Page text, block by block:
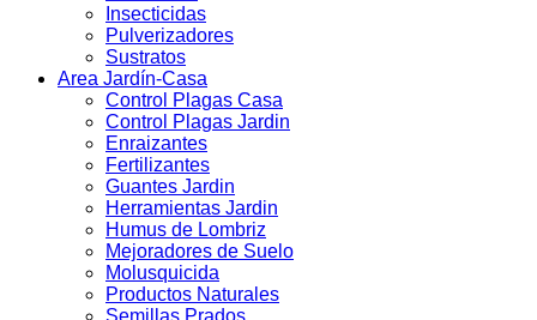
Insecticidas
Pulverizadores
Sustratos
Area Jardín-Casa
Control Plagas Casa
Control Plagas Jardin
Enraizantes
Fertilizantes
Guantes Jardin
Herramientas Jardin
Humus de Lombriz
Mejoradores de Suelo
Molusquicida
Productos Naturales
Semillas Prados